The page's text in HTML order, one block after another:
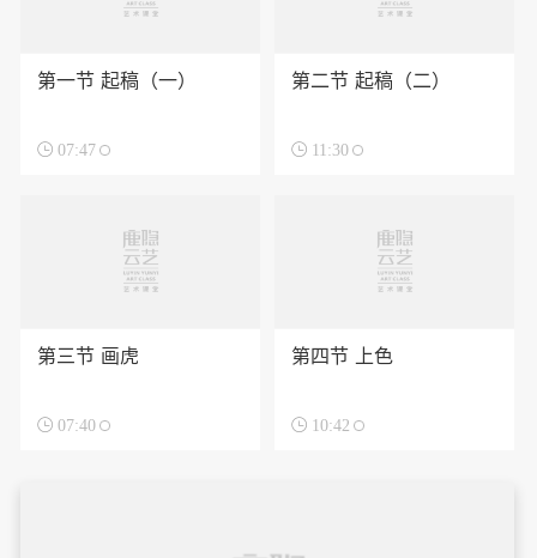
第一节 起稿（一）
 07:47
第二节 起稿（二）
 11:30
第三节 画虎
 07:40
第四节 上色
 10:42